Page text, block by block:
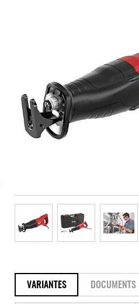
VARIANTES DOCUMENTS